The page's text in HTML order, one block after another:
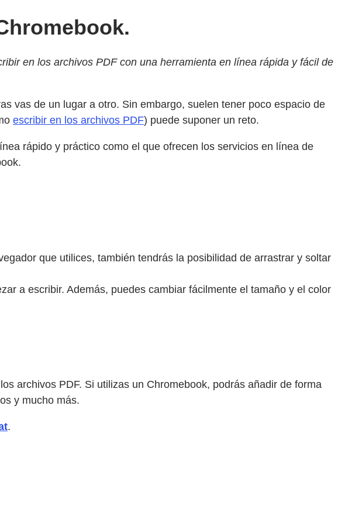
en los archivos PDF con una herramienta en línea rápida y fácil de
vas de un lugar a otro. Sin embargo, suelen tener poco espacio de
escribir en los archivos PDF) puede suponer un reto.
rápido y práctico como el que ofrecen los servicios en línea de
que utilices, también tendrás la posibilidad de arrastrar y soltar
a escribir. Además, puedes cambiar fácilmente el tamaño y el color
archivos PDF. Si utilizas un Chromebook, podrás añadir de forma
y mucho más.
.